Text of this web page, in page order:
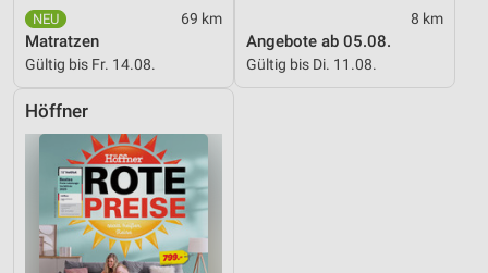
69 km
Matratzen
Gültig bis Fr. 14.08.
8 km
Angebote ab 05.08.
Gültig bis Di. 11.08.
Höffner